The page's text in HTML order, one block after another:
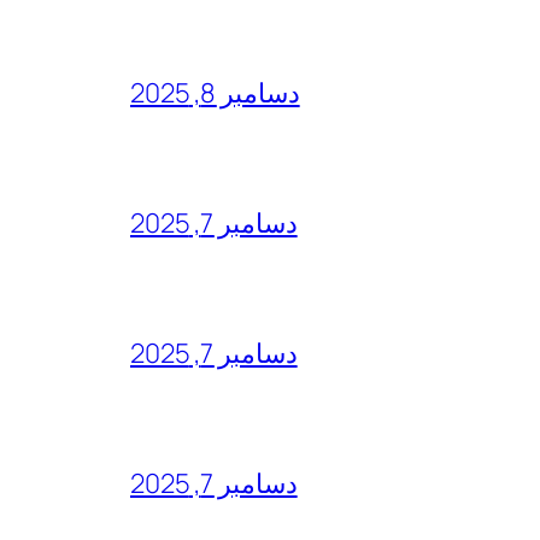
دسامبر 8, 2025
دسامبر 7, 2025
دسامبر 7, 2025
دسامبر 7, 2025